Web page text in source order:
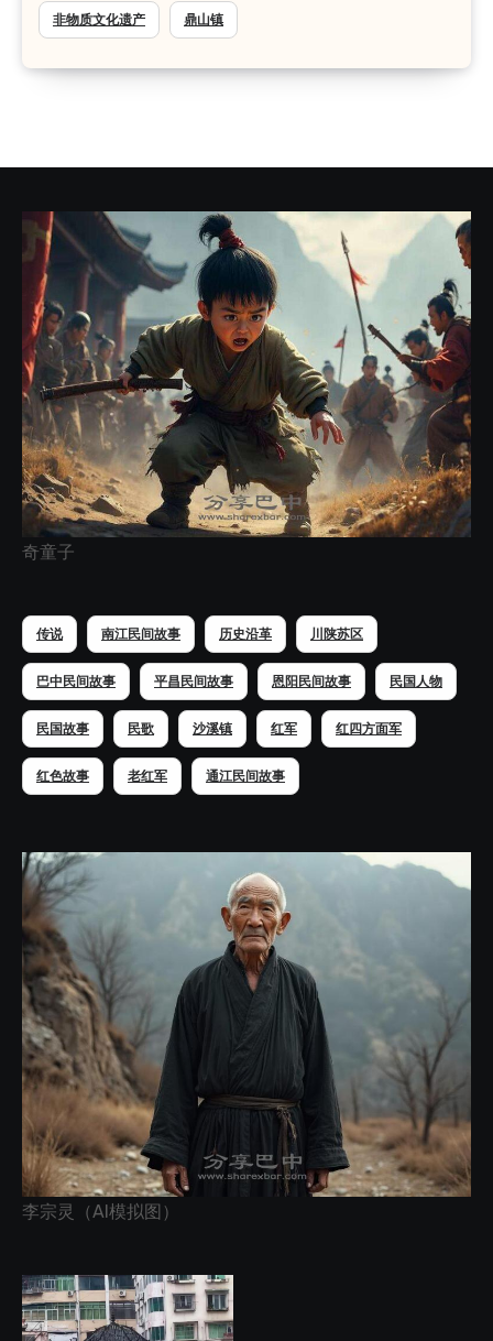
非物质文化遗产 鼎山镇
奇童子
传说 南江民间故事 历史沿革 川陕苏区
巴中民间故事 平昌民间故事 恩阳民间故事 民国人物
民国故事 民歌 沙溪镇 红军 红四方面军
红色故事 老红军 通江民间故事
李宗灵（AI模拟图）